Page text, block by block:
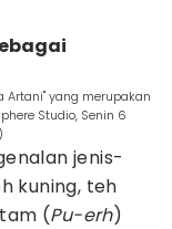
Artani" yang merupakan
Studio, Senin 6
jenis-
kuning, teh
(Pu-erh)